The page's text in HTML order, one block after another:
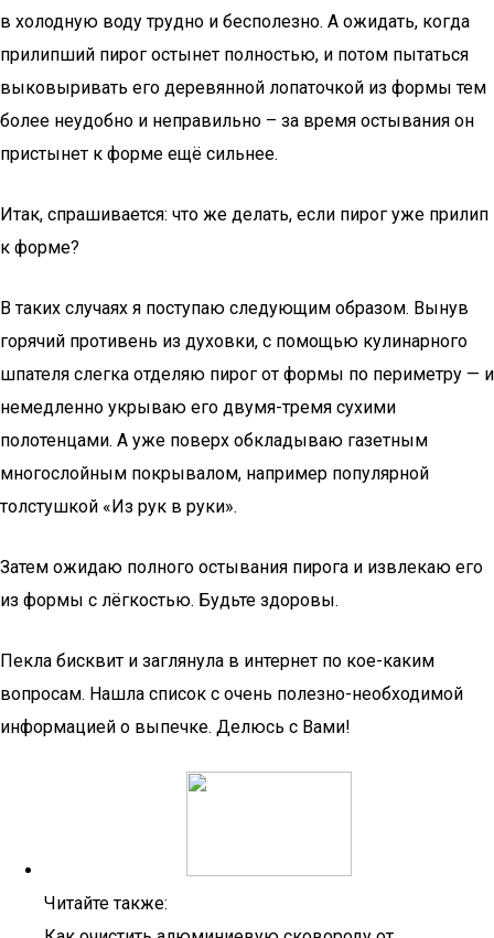
в холодную воду трудно и бесполезно. А ожидать, когда
прилипший пирог остынет полностью, и потом пытаться
выковыривать его деревянной лопаточкой из формы тем
более неудобно и неправильно – за время остывания он
пристынет к форме ещё сильнее.
Итак, спрашивается: что же делать, если пирог уже прилип
к форме?
В таких случаях я поступаю следующим образом. Вынув
горячий противень из духовки, с помощью кулинарного
шпателя слегка отделяю пирог от формы по периметру — и
немедленно укрываю его двумя-тремя сухими
полотенцами. А уже поверх обкладываю газетным
многослойным покрывалом, например популярной
толстушкой «Из рук в руки».
Затем ожидаю полного остывания пирога и извлекаю его
из формы с лёгкостью. Будьте здоровы.
Пекла бисквит и заглянула в интернет по кое-каким
вопросам. Нашла список с очень полезно-необходимой
информацией о выпечке. Делюсь с Вами!
Читайте также: